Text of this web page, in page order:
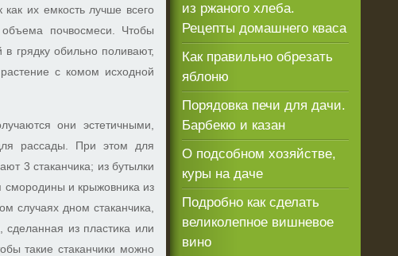
их емкость лучше всего
почвосмеси. Чтобы
грядку обильно поливают,
с комом исходной
они эстетичными,
рассады. При этом для
3 стаканчика; из бутылки
и крыжовника из
случаях дном стаканчика,
сделанная из пластика или
такие стаканчики можно
из ржаного хлеба.
Рецепты домашнего кваса
Как правильно обрезать
яблоню
Порядовка печи для дачи.
Барбекю и казан
О подсобном хозяйстве,
куры на даче
Подробно как сделать
великолепное вишневое
вино